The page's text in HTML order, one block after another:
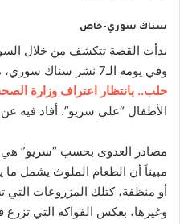
سناك سوري-خاص
بدأت القصة تتكشف من خلال
وفي يومه الـ7 نشر سناك سوري، مادة بعنوان: “
حلب.. بانتظار اعتراف وزارة
الأطفال “علي سريو”. أفاد فيه عن
مصادر العدوى بحسب “سريو” هي
مبيناً أن الطعام الملوث يشمل
أو منظفة، كتلك المزروعات التي
وغيرها، بعكس الفواكه التي تزرع